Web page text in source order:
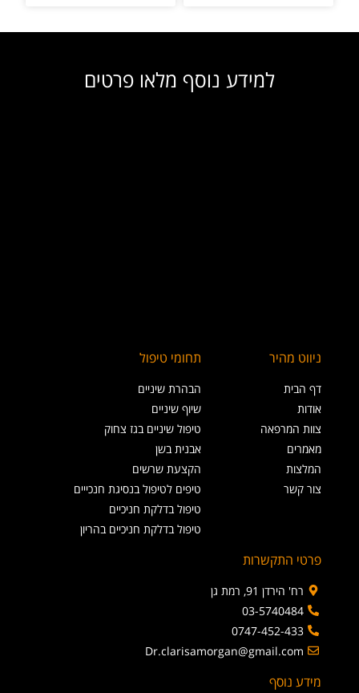
למידע נוסף מלאו פרטים
ניווט מהיר
דף הבית
אודות
צוות המרפאה
מאמרים
המלצות
צור קשר
תחומי טיפול
הבהרת שיניים
שיוף שיניים
טיפול שיניים בגז צחוק
אבנית בשן
הקצעת שרשים
טיפים לטיפול בנסיגת חנכייים
טיפול בדלקת חניכיים
טיפול בדלקת חניכיים בהריון
פרטי התקשרות
רח' הירדן 91, רמת גן
03-5740484
0747-452-433
Dr.clarisamorgan@gmail.com
מידע נוסף